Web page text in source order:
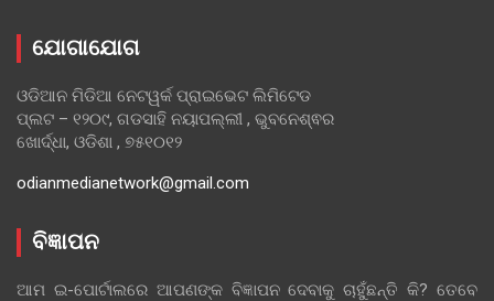
ଯୋଗାଯୋଗ
ଓଡିଆନ ମିଡିଆ ନେଟୱର୍କ ପ୍ରାଇଭେଟ ଲିମିଟେଡ
ପ୍ଲଟ – ୧୨୦୯, ଗଡସାହି ନୟାପଲ୍ଲୀ , ଭୁବନେଶ୍ଵର
ଖୋର୍ଦ୍ଧା, ଓଡିଶା , ୭୫୧୦୧୨
odianmedianetwork@gmail.com
ବିଜ୍ଞାପନ
ଆମ ଇ-ପୋର୍ଟାଲରେ ଆପଣଙ୍କ ବିଜ୍ଞାପନ ଦେବାକୁ ଚାହୁଁଛନ୍ତି କି? ତେବେ